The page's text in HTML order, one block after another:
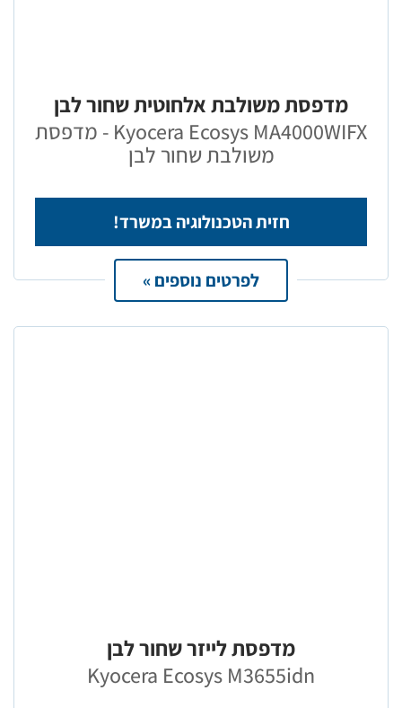
מדפסת משולבת אלחוטית שחור לבן
Kyocera Ecosys MA4000WIFX - מדפסת
משולבת שחור לבן
חזית הטכנולוגיה במשרד!
לפרטים נוספים »
מדפסת לייזר שחור לבן
Kyocera Ecosys M3655idn